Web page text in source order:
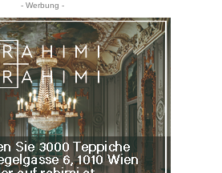
- Werbung -